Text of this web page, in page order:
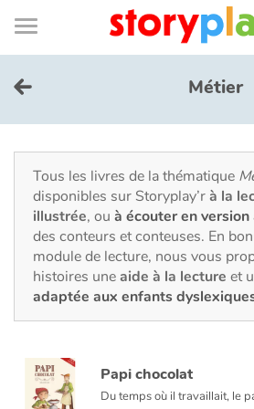
Connexion
Bibliothèque
de
page
Menu
Je me connecte
Tester gratuitement
Bibliothèque
Prix
Contes d'ici et d'ailleurs
Métier
Tous les livres de la thématique
disponibles sur Storyplay’rà la
illustrée, ou à écouter en version
des conteurs et conteuses. En
module de lecture, nous vous
histoires uneaide à la lecture et
adaptée aux enfants
Papi chocolat